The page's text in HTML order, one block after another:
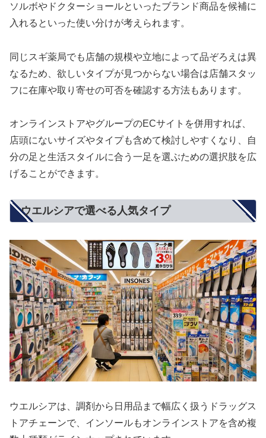
ソルボやドクターショールといったブランド商品を候補に
入れるといった使い分けが考えられます。
同じスギ薬局でも店舗の規模や立地によって品ぞろえは異
なるため、欲しいタイプが見つからない場合は店舗スタッ
フに在庫や取り寄せの可否を確認する方法もあります。
オンラインストアやグループのECサイトを併用すれば、
店頭にないサイズやタイプも含めて検討しやすくなり、自
分の足と生活スタイルに合う一足を選ぶための選択肢を広
げることができます。
ウエルシアで選べる人気タイプ
ウエルシアは、調剤から日用品まで幅広く扱うドラッグス
トアチェーンで、インソールもオンラインストアを含め複